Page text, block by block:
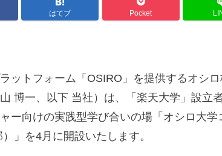
はてブ Pocket
ットフォーム「OSIRO」を提供するオシ
博一、以下 当社）は、「楽天大学」設立
ー向けの実践型学び合いの場「オシロ大学
」を4月に開設いたします。